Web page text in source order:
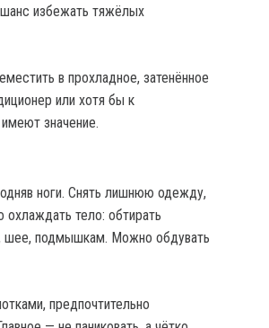
избежать тяжёлых
в прохладное, затенённое
или хотя бы к
значение.
ноги. Снять лишнюю одежду,
охлаждать тело: обтирать
шее, подмышкам. Можно обдувать
предпочтительно